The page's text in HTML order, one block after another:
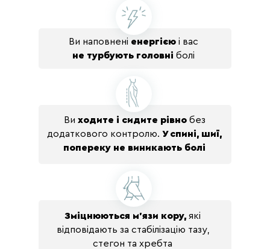
на спину
Ролінг тіла
Зміцнюються м'язи кору, які
відповідають за стабілізацію тазу,
стегон та хребта
Ви ходите і сидите рівнобез
додаткового контролю. У спині, шиї,
попереку не виникають болі
Ви наповнені енергією і вас
не турбують головні болі